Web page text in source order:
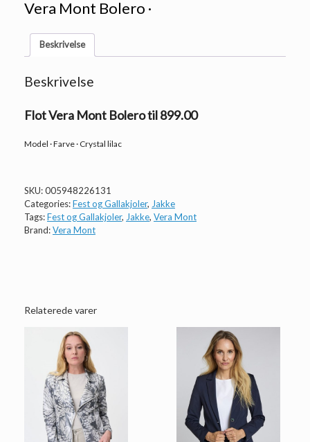
Vera Mont Bolero ·
Beskrivelse
Beskrivelse
Flot Vera Mont Bolero til 899.00
Model · Farve · Crystal lilac
SKU:005948226131
Categories:Fest og Gallakjoler, Jakke
Tags:Fest og Gallakjoler, Jakke, Vera Mont
Brand:Vera Mont
Relaterede varer